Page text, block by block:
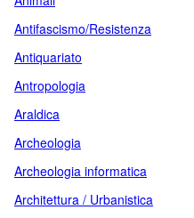
Antifascismo/Resistenza
Antiquariato
Antropologia
Araldica
Archeologia
Archeologia informatica
Architettura / Urbanistica